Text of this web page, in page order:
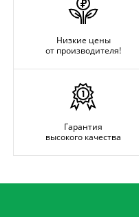
Низкие цены
от производителя!
Гарантия
высокого качества